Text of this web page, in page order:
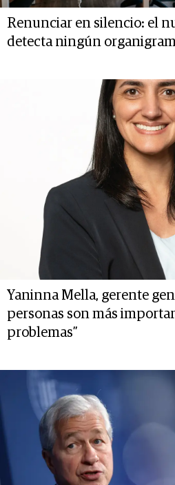
Renunciar en silencio: el
detecta ningún
Yaninna Mella, gerente
personas son más
problemas”